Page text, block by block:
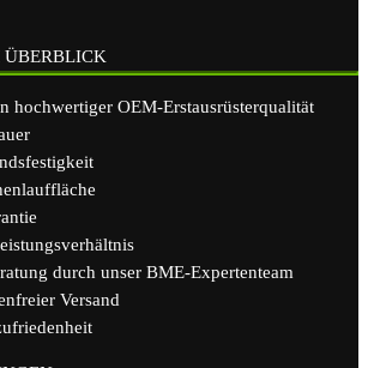
hochwertiger OEM-Erstausrüsterqualität
durch unser BME-Expertenteam
Versand